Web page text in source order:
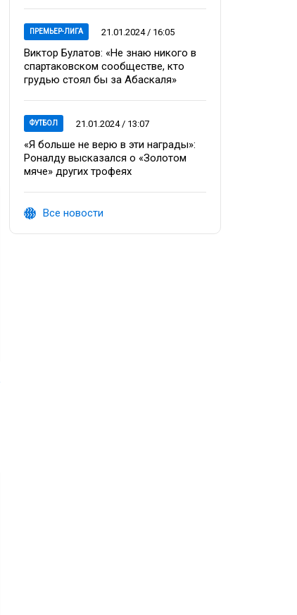
ПРЕМЬЕР-ЛИГА 21.01.2024 / 16:05
Виктор Булатов: «Не знаю никого в
спартаковском сообществе, кто
грудью стоял бы за Абаскаля»
ФУТБОЛ 21.01.2024 / 13:07
«Я больше не верю в эти награды»:
Роналду высказался о «Золотом
мяче» других трофеях
Все новости